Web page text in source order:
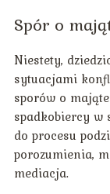
Spór o
Niestety,
sytuacjami
sporów o
spadkobiercy w
do procesu
porozumienia,
mediacja.